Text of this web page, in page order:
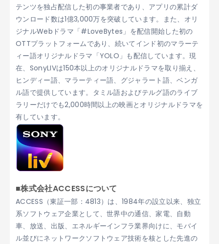
テンツを独占配信した初の事業者であり、アプリの累計ダ
ウンロード数は1億3,000万を突破しています。また、オリ
ジナルWebドラマ「#LoveBytes」を配信開始した初の
OTTプラットフォームであり、続いてインド初のマラーテ
ィー語オリジナルドラマ「YOLO」も配信しています。現
在、SonyLIVは150本以上のオリジナルドラマを取り揃え、
ヒンディー語、マラーティー語、グジャラート語、ベンガ
ル語で提供しています。タミル語およびテルグ語のライブ
ラリーだけでも2,000時間以上の映画とオリジナルドラマを
有しています。
■株式会社ACCESSについて
ACCESS（東証一部：4813）は、1984年の設立以来、独立
系ソフトウェア企業として、世界中の通信、家電、自動
車、放送、出版、エネルギーインフラ業界向けに、モバイ
ル並びにネットワークソフトウェア技術を核とした先進の